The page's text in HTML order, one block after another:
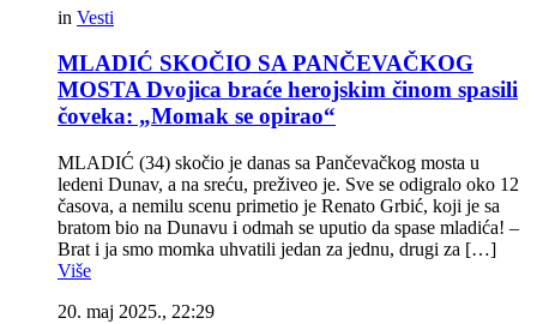
in Vesti
MLADIĆ SKOČIO SA PANČEVAČKOG
MOSTA Dvojica braće herojskim činom spasili
čoveka: „Momak se opirao“
MLADIĆ (34) skočio je danas sa Pančevačkog mosta u
ledeni Dunav, a na sreću, preživeo je. Sve se odigralo oko 12
časova, a nemilu scenu primetio je Renato Grbić, koji je sa
bratom bio na Dunavu i odmah se uputio da spase mladića! –
Brat i ja smo momka uhvatili jedan za jednu, drugi za […]
Više
20. maj 2025., 22:29